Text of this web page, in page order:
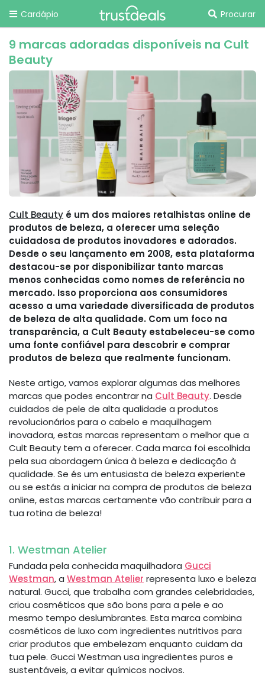
Cardápio Procurar
9 marcas adoradas disponíveis na Cult
Beauty
Cult Beauty é um dos maiores retalhistas online de
produtos de beleza, a oferecer uma seleção
cuidadosa de produtos inovadores e adorados.
Desde o seu lançamento em 2008, esta plataforma
destacou-se por disponibilizar tanto marcas
menos conhecidas como nomes de referência no
mercado. Isso proporciona aos consumidores
acesso a uma variedade diversificada de produtos
de beleza de alta qualidade. Com um foco na
transparência, a Cult Beauty estabeleceu-se como
uma fonte confiável para descobrir e comprar
produtos de beleza que realmente funcionam.
Neste artigo, vamos explorar algumas das melhores
marcas que podes encontrar na Cult Beauty. Desde
cuidados de pele de alta qualidade a produtos
revolucionários para o cabelo e maquilhagem
inovadora, estas marcas representam o melhor que a
Cult Beauty tem a oferecer. Cada marca foi escolhida
pela sua abordagem única à beleza e dedicação à
qualidade. Se és um entusiasta de beleza experiente
ou se estás a iniciar na compra de produtos de beleza
online, estas marcas certamente vão contribuir para a
tua rotina de beleza!
1. Westman Atelier
Fundada pela conhecida maquilhadora Gucci
Westman, a Westman Atelier representa luxo e beleza
natural. Gucci, que trabalha com grandes celebridades,
criou cosméticos que são bons para a pele e ao
mesmo tempo deslumbrantes. Esta marca combina
cosméticos de luxo com ingredientes nutritivos para
criar produtos que embelezam enquanto cuidam da
tua pele. Gucci Westman usa ingredientes puros e
sustentáveis, a evitar químicos nocivos.